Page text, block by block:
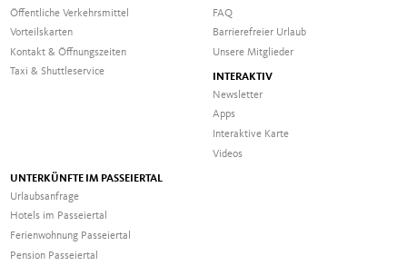
Öffentliche Verkehrsmittel
Vorteilskarten
Kontakt & Öffnungszeiten
Taxi & Shuttleservice
FAQ
Barrierefreier Urlaub
Unsere Mitglieder
INTERAKTIV
Newsletter
Apps
Interaktive Karte
Videos
UNTERKÜNFTE IM PASSEIERTAL
Urlaubsanfrage
Hotels im Passeiertal
Ferienwohnung Passeiertal
Pension Passeiertal